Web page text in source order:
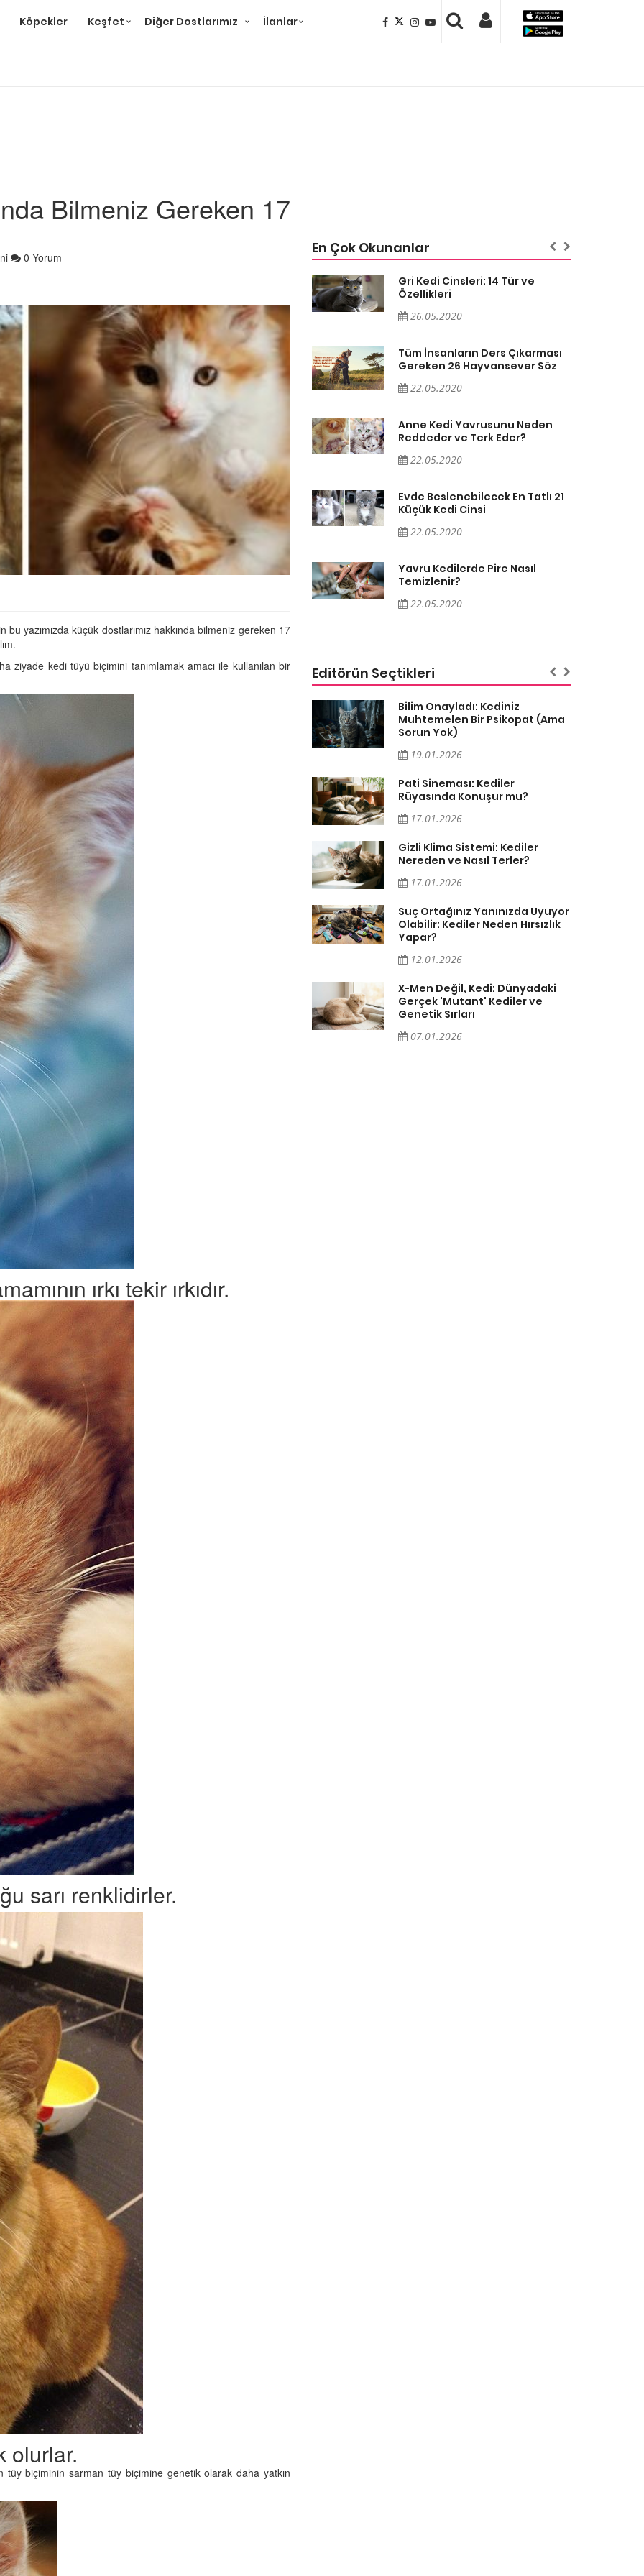
Köpekler Keşfet Diğer Dostlarımız İlanlar
Bilmeniz Gereken 17
0 Yorum
yazımızda küçük dostlarımız hakkında bilmeniz gereken 17
ziyade kedi tüyü biçimini tanımlamak amacı ile kullanılan bir
ırkı tekir ırkıdır.
sarı renklidirler.
olurlar.
biçiminin sarman tüy biçimine genetik olarak daha yatkın
En Çok Okunanlar
Söz
21
26.05.2020
Tüm İnsanların Ders Çıkarması
Gereken 26 Hayvansever Söz
22.05.2020
Anne Kedi Yavrusunu Neden
Reddeder ve Terk Eder?
22.05.2020
Evde Beslenebilecek En Tatlı 21
Küçük Kedi Cinsi
22.05.2020
Yavru Kedilerde Pire Nasıl
Gri Kedi Cinsleri: 14 Tür ve
Özellikleri
26.05.2020
Tüm İnsanların Ders Çıkarması
Gereken 26 Hayvansever Söz
22.05.2020
Anne Kedi Yavrusunu Neden
Reddeder ve Terk Eder?
22.05.2020
Evde Beslenebilecek En Tatlı 21
Küçük Kedi Cinsi
22.05.2020
Yavru Kedilerde Pire Nasıl
Temizlenir?
22.05.2020
Editörün Seçtikleri
mı,
ve
Ayrılık
Bir
Bilim Onayladı: Kediniz
Muhtemelen Bir Psikopat (Ama
Sorun Yok)
19.01.2026
Pati Sineması: Kediler
Rüyasında Konuşur mu?
17.01.2026
Gizli Klima Sistemi: Kediler
Nereden ve Nasıl Terler?
17.01.2026
Suç Ortağınız Yanınızda Uyuyor
Olabilir: Kediler Neden Hırsızlık
Yapar?
12.01.2026
X-Men Değil, Kedi: Dünyadaki
Gerçek 'Mutant' Kediler ve
Genetik Sırları
07.01.2026